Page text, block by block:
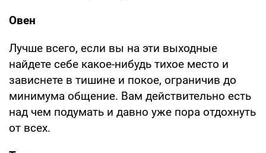
Овен
Лучше всего, если вы на эти выходные
найдете себе какое-нибудь тихое место и
зависнете в тишине и покое, ограничив до
минимума общение. Вам действительно есть
над чем подумать и давно уже пора отдохнуть
от всех.